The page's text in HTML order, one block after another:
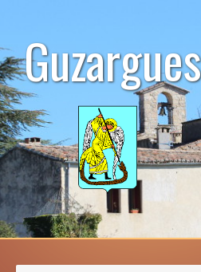
contenuGuzargues